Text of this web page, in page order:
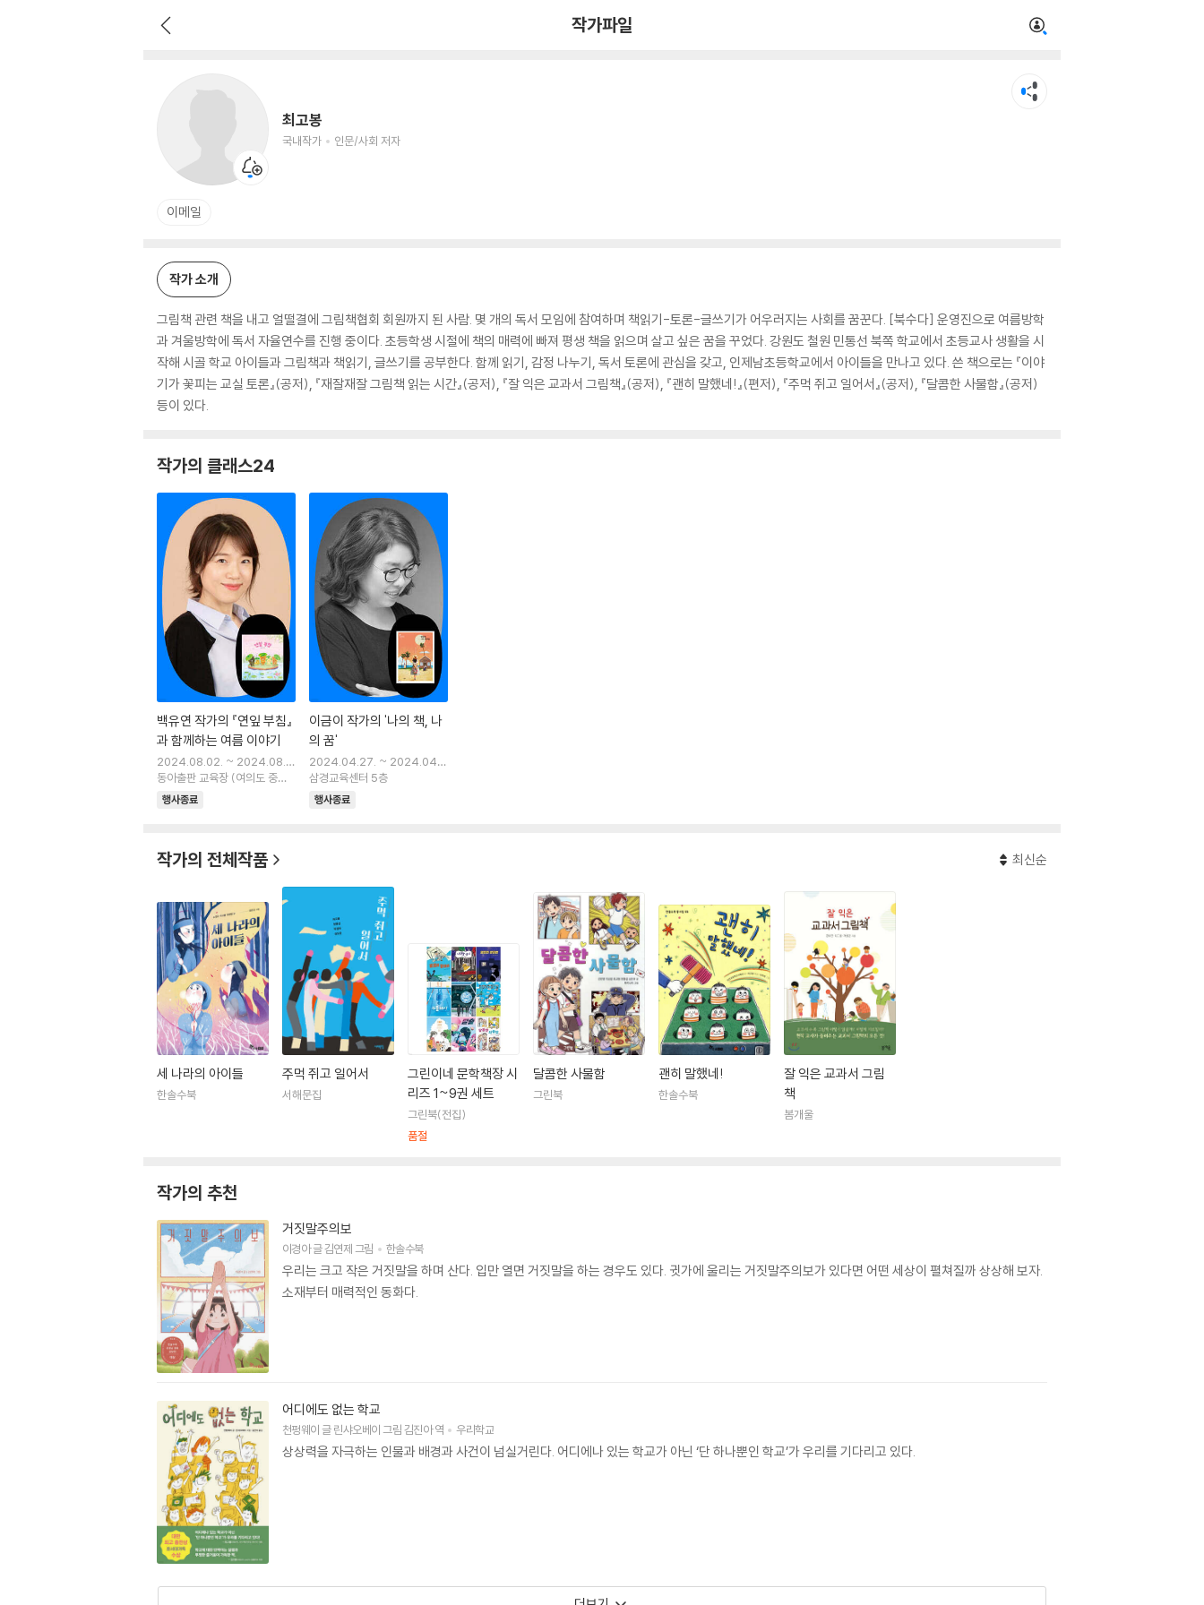
작가파일
최고봉
국내작가 인문/사회 저자
이메일
작가 소개
그림책 관련 책을 내고 얼떨결에 그림책협회 회원까지 된 사람. 몇 개의 독서 모임에 참여하며 책읽기-토론-글쓰기가 어우러지는 사회를 꿈꾼다. [북수다] 운영진으로 여름방학
과 겨울방학에 독서 자율연수를 진행 중이다. 초등학생 시절에 책의 매력에 빠져 평생 책을 읽으며 살고 싶은 꿈을 꾸었다. 강원도 철원 민통선 북쪽 학교에서 초등교사 생활을 시
작해 시골 학교 아이들과 그림책과 책읽기, 글쓰기를 공부한다. 함께 읽기, 감정 나누기, 독서 토론에 관심을 갖고, 인제남초등학교에서 아이들을 만나고 있다. 쓴 책으로는 『이야
기가 꽃피는 교실 토론』(공저), 『재잘재잘 그림책 읽는 시간』(공저), 『잘 익은 교과서 그림책』(공저), 『괜히 말했네!』(편저), 『주먹 쥐고 일어서』(공저), 『달콤한 사물함』(공저)
등이 있다.
작가의 클래스24
백유연 작가의 『연잎 부침』
과 함께하는 여름 이야기
2024.08.02. ~ 2024.08.0
2.
동아출판 교육장 (여의도 중소
기업중앙회 본관 9층)
행사종료
이금이 작가의 '나의 책, 나
의 꿈'
2024.04.27. ~ 2024.04.2
7.
삼경교육센터 5층
행사종료
작가의 전체작품 최신순
세 나라의 아이들
한솔수북
주먹 쥐고 일어서
서해문집
그린이네 문학책장 시
리즈 1~9권 세트
그린북(전집)
품절
달콤한 사물함
그린북
괜히 말했네!
한솔수북
잘 익은 교과서 그림
책
봄개울
작가의 추천
거짓말주의보
이경아글김연제그림 한솔수북
우리는 크고 작은 거짓말을 하며 산다. 입만 열면 거짓말을 하는 경우도 있다. 귓가에 울리는 거짓말주의보가 있다면 어떤 세상이 펼쳐질까 상상해 보자.
소재부터 매력적인 동화다.
어디에도 없는 학교
천펑웨이글린샤오베이그림김진아역 우리학교
상상력을 자극하는 인물과 배경과 사건이 넘실거린다. 어디에나 있는 학교가 아닌 ‘단 하나뿐인 학교’가 우리를 기다리고 있다.